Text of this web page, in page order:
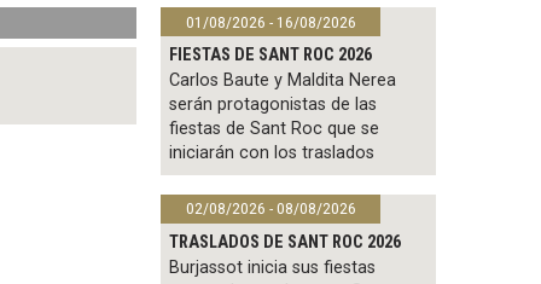
01/08/2026 - 16/08/2026
FIESTAS DE SANT ROC 2026
Carlos Baute y Maldita Nerea
serán protagonistas de las
fiestas de Sant Roc que se
iniciarán con los traslados
02/08/2026 - 08/08/2026
TRASLADOS DE SANT ROC 2026
Burjassot inicia sus fiestas